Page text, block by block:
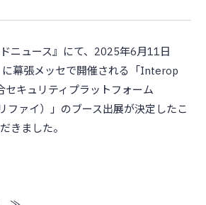
ニュース』にて、2025年6月11日
に幕張メッセで開催される「Interop
キュリティプラットフォーム
ファイ）」のブース出展が決定したこ
きました。